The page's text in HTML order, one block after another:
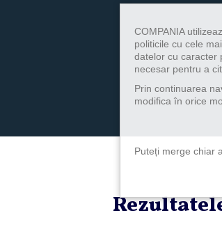
COMPANIA
politicile cu cele
datelor cu caracter
necesar pentru a
Prin continuarea
modifica în orice
Puteți merge chiar